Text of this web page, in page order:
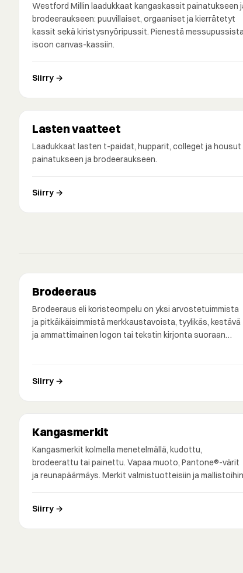
Westford Millin laadukkaat kangaskassit painatukseen
brodeeraukseen: puuvillaiset, orgaaniset ja kierrätetyt
kassit sekä kiristysnyöripussit. Pienestä
isoon canvas-kassiin.
Siirry →
Lasten vaatteet
Laadukkaat lasten t-paidat, hupparit, colleget ja housut
painatukseen ja brodeeraukseen.
Siirry →
Brodeeraus
Brodeeraus eli koristeompelu on yksi arvostetuimmista
ja pitkäikäisimmistä merkkaustavoista, tyylikäs, kestävä
ja ammattimainen logon tai tekstin kirjonta suoraan…
Siirry →
Kangasmerkit
Kangasmerkit kolmella menetelmällä, kudottu,
brodeerattu tai painettu. Vapaa muoto, Pantone®-värit
ja reunapäärmäys. Merkit valmistuotteisiin ja
Siirry →